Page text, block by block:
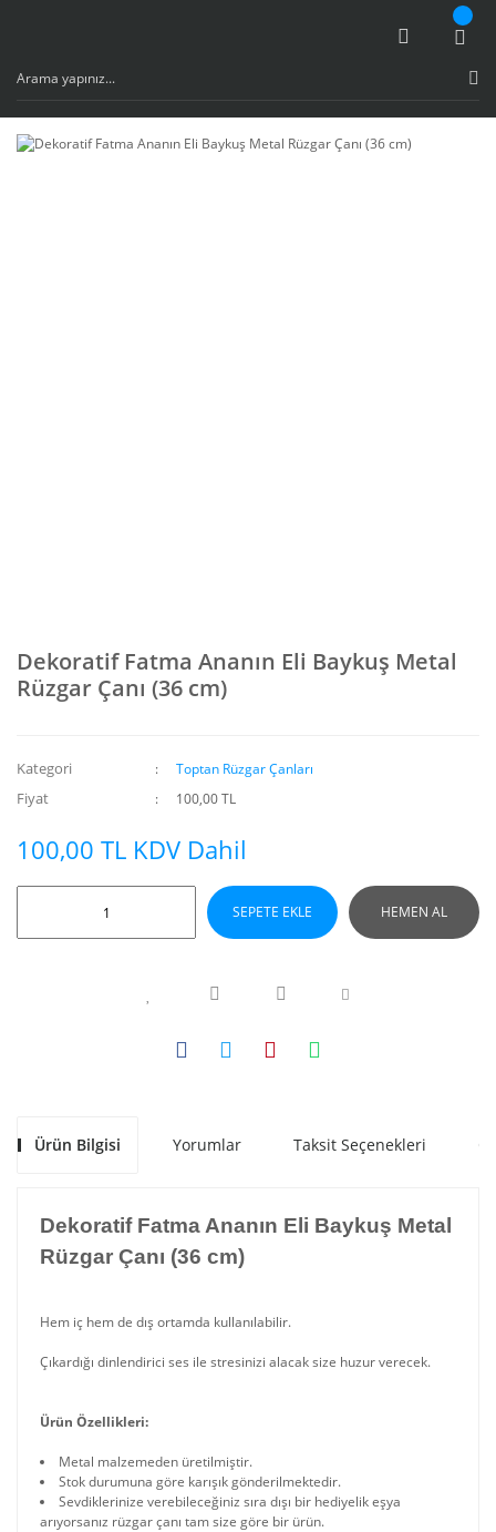
Dekoratif Fatma Ananın Eli Baykuş Metal
Rüzgar Çanı (36 cm)
Kategori Toptan Rüzgar Çanları
Fiyat 100,00 TL
100,00 TL KDV Dahil
SEPETE EKLE HEMEN AL
Ürün Bilgisi Yorumlar Taksit Seçenekleri
Dekoratif Fatma Ananın Eli Baykuş Metal
Rüzgar Çanı (36 cm)
Hem iç hem de dış ortamda kullanılabilir.
Çıkardığı dinlendirici ses ile stresinizi alacak size huzur verecek.
Ürün Özellikleri:
Metal malzemeden üretilmiştir.
Stok durumuna göre karışık gönderilmektedir.
Sevdiklerinize verebileceğiniz sıra dışı bir hediyelik eşya
arıyorsanız rüzgar çanı tam size göre bir ürün.